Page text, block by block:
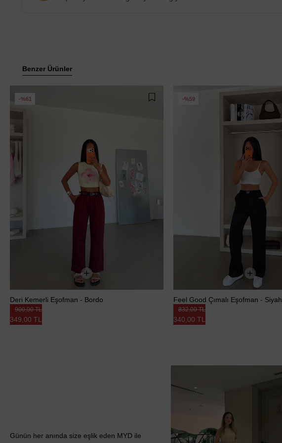
Benzer Ürünler
%61
Deri Kemerli Eşofman - Bordo
349,00 TL
900,00 TL
%59
Feel Good Çımalı Eşofman - Siyah
340,00 TL
832,00 TL
Günün her anında size eşlik eden MYD ile